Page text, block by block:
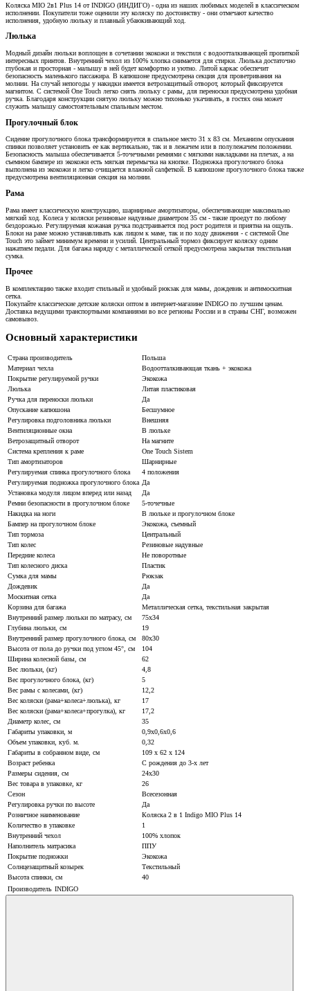
Коляска MIO 2в1 Plus 14 от INDIGO (ИНДИГО) - одна из наших любимых моделей в классическом
исполнении. Покупатели тоже оценили эту коляску по достоинству - они отмечают качество
исполнения, удобную люльку и плавный убаюкивающий ход.
Люлька
Модный дизайн люльки воплощен в сочетании экокожи и текстиля с водоотталкивающей пропиткой
интересных принтов. Внутренний чехол из 100% хлопка снимается для стирки. Люлька достаточно
глубокая и просторная - малышу в ней будет комфортно и уютно. Литой каркас обеспечит
безопасность маленького пассажира. В капюшоне предусмотрена секция для проветривания на
молнии. На случай непогоды у накидки имеется ветрозащитный отворот, который фиксируется
магнитом. С системой One Touch легко снять люльку с рамы, для переноски предусмотрена удобная
ручка. Благодаря конструкции снятую люльку можно тихонько укачивать, в гостях она может
служить малышу самостоятельным спальным местом.
Прогулочный блок
Сидение прогулочного блока трансформируется в спальное место 31 х 83 см. Механизм опускания
спинки позволяет установить ее как вертикально, так и в лежачем или в полулежачем положении.
Безопасность малыша обеспечивается 5-точечными ремнями с мягкими накладками на плечах, а на
съемном бампере из экокожи есть мягкая перемычка на кнопке. Подножка прогулочного блока
выполнена из экокожи и легко очищается влажной салфеткой. В капюшоне прогулочного блока также
предусмотрена вентиляционная секция на молнии.
Рама
Рама имеет классическую конструкцию, шарнирные амортизаторы, обеспечивающие максимально
мягкий ход. Колеса у коляски резиновые надувные диаметром 35 см - такие проедут по любому
бездорожью. Регулируемая кожаная ручка подстраивается под рост родителя и приятна на ощупь.
Блоки на раме можно устанавливать как лицом к маме, так и по ходу движения - с системой One
Touch это займет минимум времени и усилий. Центральный тормоз фиксирует коляску одним
нажатием педали. Для багажа наряду с металлической сеткой предусмотрена закрытая текстильная
сумка.
Прочее
В комплектацию также входит стильный и удобный рюкзак для мамы, дождевик и антимоскитная
сетка.
Покупайте классические детские коляски оптом в интернет-магазине INDIGO по лучшим ценам.
Доставка ведущими транспортными компаниями во все регионы России и в страны СНГ, возможен
самовывоз.
Основный характеристики
Страна производитель
Польша
Материал чехла
Водоотталкивающая ткань + экокожа
Покрытие регулируемой ручки
Экокожа
Люлька
Литая пластиковая
Ручка для переноски люльки
Да
Опускание капюшона
Бесшумное
Регулировка подголовника люльки
Внешняя
Вентиляционные окна
В люльке
Ветрозащитный отворот
На магните
Система крепления к раме
One Touch Sistem
Тип амортизаторов
Шарнирные
Регулируемая спинка прогулочного блока
4 положения
Регулируемая подножка прогулочного блока Да
Установка модуля лицом вперед или назад
Да
Ремни безопасности в прогулочном блоке
5-точечные
Накидка на ноги
В люльке и прогулочном блоке
Бампер на прогулочном блоке
Экокожа, съемный
Тип тормоза
Центральный
Тип колес
Резиновые надувные
Передние колеса
Не поворотные
Тип колесного диска
Пластик
Сумка для мамы
Рюкзак
Дождевик
Да
Москитная сетка
Да
Корзина для багажа
Металлическая сетка, текстильная закрытая
Внутренний размер люльки по матрасу, см
75х34
Глубина люльки, см
19
Внутренний размер прогулочного блока, см
80х30
Высота от пола до ручки под углом 45°, см
104
Ширина колесной базы, см
62
Вес люльки, (кг)
4,8
Вес прогулочного блока, (кг)
5
Вес рамы с колесами, (кг)
12,2
Вес коляски (рама+колеса+люлька), кг
17
Вес коляски (рама+колеса+прогулка), кг
17,2
Диаметр колес, см
35
Габариты упаковки, м
0,9х0,6х0,6
Объем упаковки, куб. м.
0,32
Габариты в собранном виде, см
109 х 62 х 124
Возраст ребенка
С рождения до 3-х лет
Размеры сидения, см
24x30
Вес товара в упаковке, кг
26
Сезон
Всесезонная
Регулировка ручки по высоте
Да
Розничное наименование
Коляска 2 в 1 Indigo MIO Plus 14
Количество в упаковке
1
Внутренний чехол
100% хлопок
Наполнитель матрасика
ППУ
Покрытие подножки
Экокожа
Солнцезащитный козырек
Текстильный
Высота спинки, см
40
Производитель INDIGO